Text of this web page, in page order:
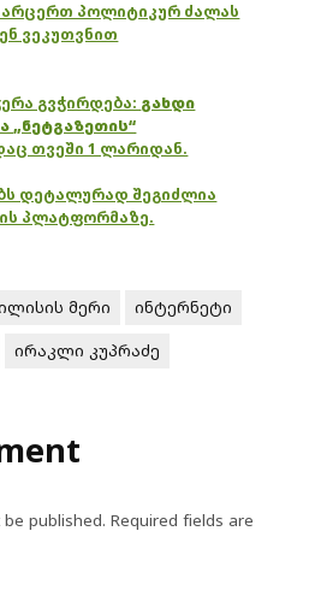
არცერთ პოლიტიკურ ძალას
ვეკუთვნით
გვჭირდება: გახდი
„ნეტგაზეთის“
თვეში 1 ლარიდან.
დეტალურად შეგიძლია
პლატფორმაზე.
მერი
ინტერნეტი
ირაკლი კუპრაძე
published. Required fields are